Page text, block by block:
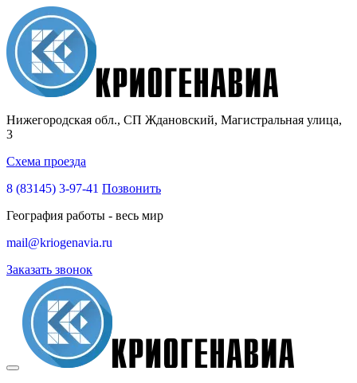
Нижегородская обл., СП Ждановский, Магистральная улица,
3
Схема проезда
8 (83145) 3-97-41 Позвонить
География работы - весь мир
mail@kriogenavia.ru
Заказать звонок